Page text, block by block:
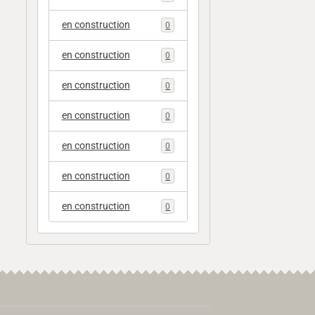
en construction 0
en construction 0
en construction 0
en construction 0
en construction 0
en construction 0
en construction 0